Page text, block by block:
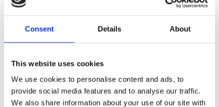
Consent Details About
This website uses cookies
We use cookies to personalise content and ads, to
provide social media features and to analyse our traffic.
We also share information about your use of our site with
Handsome Grå/Svart
189kr
Handsome Svart
179kr 189 kr